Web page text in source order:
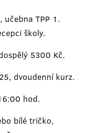
učebna TPP 1.
školy.
5300 Kč.
dvoudenní kurz.
hod.
bílé tričko,